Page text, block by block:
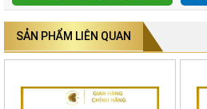
Sylfirm X là một thiết bị tiên tiến trong
được thiết kế để giải quyết nhiều vấn
kết hợp độc đáo giữa công nghệ vi kim
SẢN PHẨM LIÊN QUAN